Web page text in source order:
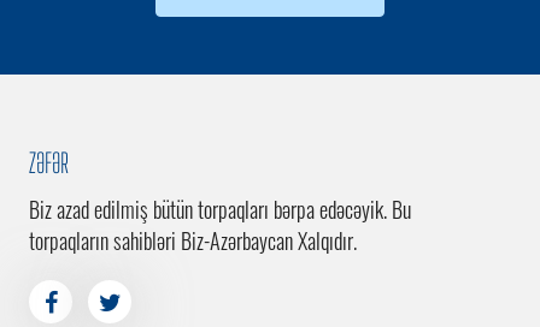
ZƏFƏR
Biz azad edilmiş bütün torpaqları bərpa edəcəyik. Bu
torpaqların sahibləri Biz-Azərbaycan Xalqıdır.